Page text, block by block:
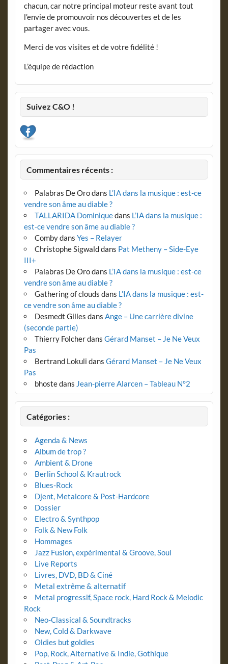
chacun, car notre principal moteur reste avant tout
l’envie de promouvoir nos découvertes et de les
partager avec vous.
Merci de vos visites et de votre fidélité !
L’équipe de rédaction
Suivez C&O !
Commentaires récents :
Palabras De Orodans L’IA dans la musique : est-ce
vendre son âme au diable ?
TALLARIDA Dominiquedans L’IA dans la musique :
est-ce vendre son âme au diable ?
Combydans Yes – Relayer
Christophe Sigwalddans Pat Metheny – Side-Eye
III+
Palabras De Orodans L’IA dans la musique : est-ce
vendre son âme au diable ?
Gathering of clouds dans L’IA dans la musique : est-
ce vendre son âme au diable ?
Desmedt Gilles dans Ange – Une carrière divine
(seconde partie)
Thierry Folcherdans Gérard Manset – Je Ne Veux
Pas
Bertrand Lokuli dans Gérard Manset – Je Ne Veux
Pas
bhostedans Jean-pierre Alarcen – Tableau N°2
Catégories :
Agenda & News
Album de trop ?
Ambient & Drone
Berlin School & Krautrock
Blues-Rock
Djent, Metalcore & Post-Hardcore
Dossier
Electro & Synthpop
Folk & New Folk
Hommages
Jazz Fusion, expérimental & Groove, Soul
Live Reports
Livres, DVD, BD & Ciné
Metal extrême & alternatif
Metal progressif, Space rock, Hard Rock & Melodic
Rock
Neo-Classical & Soundtracks
New, Cold & Darkwave
Oldies but goldies
Pop, Rock, Alternative & Indie, Gothique